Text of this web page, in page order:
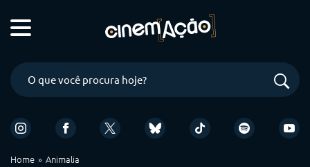
Home Animalia